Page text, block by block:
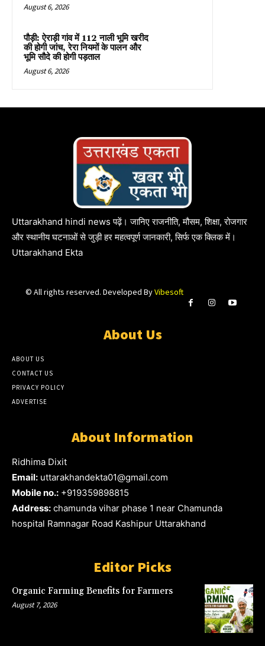
August 6, 2026
पौड़ी: ऐराड़ी गांव में 112 नाली भूमि खरीद
की होगी जांच, रेरा नियमों के पालन और
भूमि सौदे की होगी पड़ताल
August 6, 2026
Uttarakhand hindi news पढ़ें। जानिए राजनीति, मौसम, शिक्षा, रोजगार
और स्थानीय घटनाओं से जुड़ी हर महत्वपूर्ण जानकारी, सिर्फ एक क्लिक में।
Uttarakhand Ekta
© All rights reserved. Developed ByVibesoft
About Us
ABOUT US
CONTACT US
PRIVACY POLICY
ADVERTISE
About Information
Ridhima Dixit
Email: uttarakhandekta01@gmail.com
Mobile no.: +919359898815
Address: chamunda vihar phase 1 near Chamunda
hospital Ramnagar Road Kashipur Uttarakhand
Editor Picks
Organic Farming Benefits for Farmers
August 7, 2026